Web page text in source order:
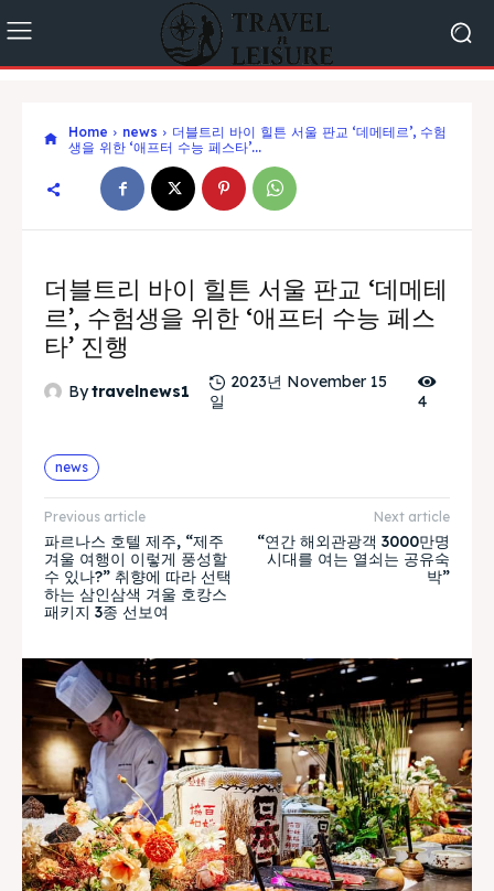
Home news
더블트리 바이 힐튼 서울 판교 ‘데메테르’, 수험
생을 위한 ‘애프터 수능 페스타’...
더블트리 바이 힐튼 서울 판교 ‘데메테
르’, 수험생을 위한 ‘애프터 수능 페스
타’ 진행
Bytravelnews1
2023년 November 15
일
4
news
Previous article
파르나스 호텔 제주, “제주
겨울 여행이 이렇게 풍성할
수 있나?” 취향에 따라 선택
하는 삼인삼색 겨울 호캉스
패키지 3종 선보여
Next article
“연간 해외관광객 3000만명
시대를 여는 열쇠는 공유숙
박”